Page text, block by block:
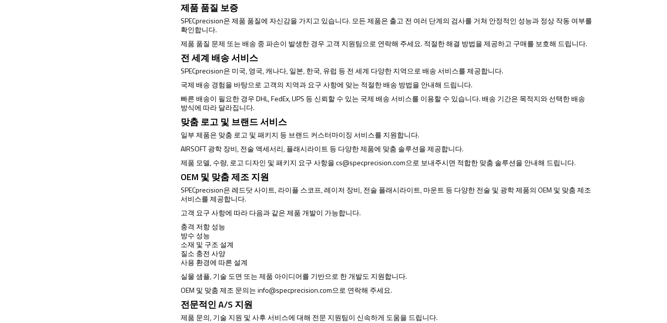
제품 품질 보증
SPECprecision은 제품 품질에 자신감을 가지고 있습니다. 모든 제품은 출고 전 여러 단계의 검사를 거쳐 안정적인 성능과 정상 작동 여부를
확인합니다.
제품 품질 문제 또는 배송 중 파손이 발생한 경우 고객 지원팀으로 연락해 주세요. 적절한 해결 방법을 제공하고 구매를 보호해 드립니다.
전 세계 배송 서비스
SPECprecision은 미국, 영국, 캐나다, 일본, 한국, 유럽 등 전 세계 다양한 지역으로 배송 서비스를 제공합니다.
국제 배송 경험을 바탕으로 고객의 지역과 요구 사항에 맞는 적절한 배송 방법을 안내해 드립니다.
빠른 배송이 필요한 경우 DHL, FedEx, UPS 등 신뢰할 수 있는 국제 배송 서비스를 이용할 수 있습니다. 배송 기간은 목적지와 선택한 배송
방식에 따라 달라집니다.
맞춤 로고 및 브랜드 서비스
일부 제품은 맞춤 로고 및 패키지 등 브랜드 커스터마이징 서비스를 지원합니다.
AIRSOFT 광학 장비, 전술 액세서리, 플래시라이트 등 다양한 제품에 맞춤 솔루션을 제공합니다.
제품 모델, 수량, 로고 디자인 및 패키지 요구 사항을cs@specprecision.com으로 보내주시면 적합한 맞춤 솔루션을 안내해 드립니다.
OEM 및 맞춤 제조 지원
SPECprecision은 레드닷 사이트, 라이플 스코프, 레이저 장비, 전술 플래시라이트, 마운트 등 다양한 전술 및 광학 제품의 OEM 및 맞춤 제조
서비스를 제공합니다.
고객 요구 사항에 따라 다음과 같은 제품 개발이 가능합니다.
충격 저항 성능
방수 성능
소재 및 구조 설계
질소 충전 사양
사용 환경에 따른 설계
실물 샘플, 기술 도면 또는 제품 아이디어를 기반으로 한 개발도 지원합니다.
OEM 및 맞춤 제조 문의는info@specprecision.com으로 연락해 주세요.
전문적인 A/S 지원
제품 문의, 기술 지원 및 사후 서비스에 대해 전문 지원팀이 신속하게 도움을 드립니다.